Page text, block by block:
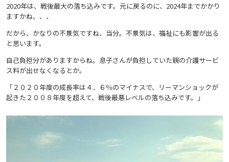
2020年は、戦後最大の落ち込みです。元に戻るのに、2024年までかかり
ますかね、、、
だから、かなりの不景気ですね、当分。不景気は、福祉にも影響が出る
と思います。
自己負担分がありますからね。息子さんが負担していた親の介護サービ
ス料が出せなくなるとか。
「２０２０年度の成長率は４．６％のマイナスで、リーマンショックが
起きた２００８年度を超えて、戦後最悪レベルの落ち込みです。」